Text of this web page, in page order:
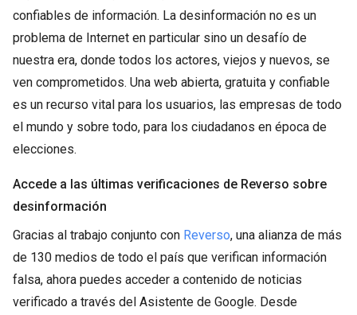
confiables de información. La desinformación no es un
problema de Internet en particular sino un desafío de
nuestra era, donde todos los actores, viejos y nuevos, se
ven comprometidos. Una web abierta, gratuita y confiable
es un recurso vital para los usuarios, las empresas de todo
el mundo y sobre todo, para los ciudadanos en época de
elecciones.
Accede a las últimas verificaciones de Reverso sobre
desinformación
Gracias al trabajo conjunto con Reverso, una alianza de más
de 130 medios de todo el país que verifican información
falsa, ahora puedes acceder a contenido de noticias
verificado a través del Asistente de Google. Desde